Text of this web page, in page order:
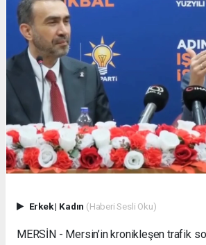
Erkek| Kadın (Haberi Sesli Oku)
MERSİN - Mersin’in kronikleşen trafik